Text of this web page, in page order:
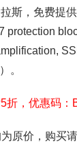
斯，免费提
protection
。
折，优惠码
原价，购买请